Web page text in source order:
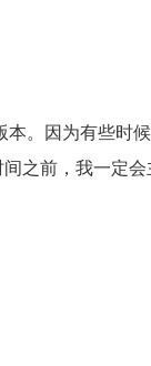
。因为有些时
之前，我一定